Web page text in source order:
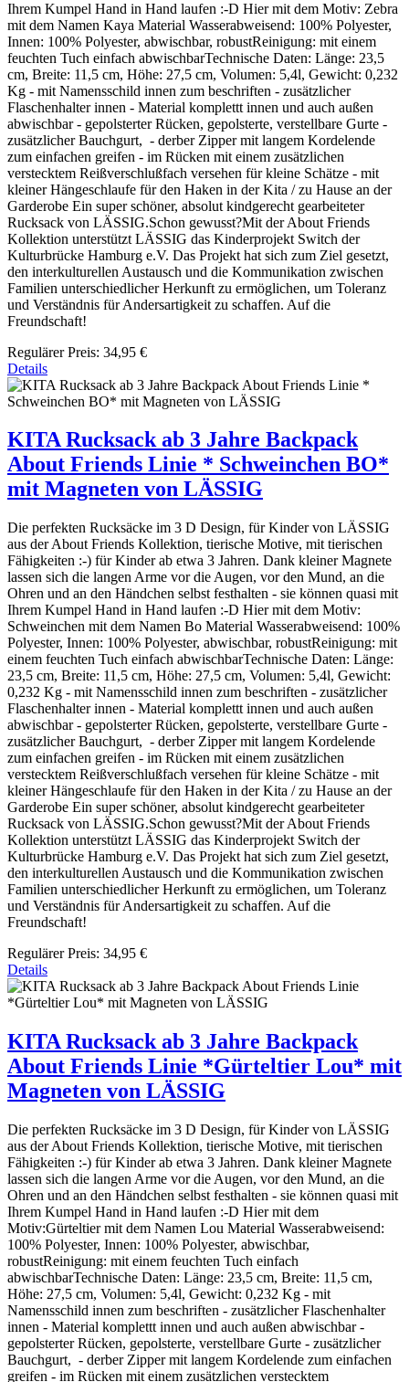
Ihrem Kumpel Hand in Hand laufen :-D Hier mit dem Motiv: Zebra
mit dem Namen Kaya Material Wasserabweisend: 100% Polyester,
Innen: 100% Polyester, abwischbar, robustReinigung: mit einem
feuchten Tuch einfach abwischbarTechnische Daten: Länge: 23,5
cm, Breite: 11,5 cm, Höhe: 27,5 cm, Volumen: 5,4l, Gewicht: 0,232
Kg - mit Namensschild innen zum beschriften - zusätzlicher
Flaschenhalter innen - Material komplettt innen und auch außen
abwischbar - gepolsterter Rücken, gepolsterte, verstellbare Gurte -
zusätzlicher Bauchgurt, - derber Zipper mit langem Kordelende
zum einfachen greifen - im Rücken mit einem zusätzlichen
verstecktem Reißverschlußfach versehen für kleine Schätze - mit
kleiner Hängeschlaufe für den Haken in der Kita / zu Hause an der
Garderobe Ein super schöner, absolut kindgerecht gearbeiteter
Rucksack von LÄSSIG.Schon gewusst?Mit der About Friends
Kollektion unterstützt LÄSSIG das Kinderprojekt Switch der
Kulturbrücke Hamburg e.V. Das Projekt hat sich zum Ziel gesetzt,
den interkulturellen Austausch und die Kommunikation zwischen
Familien unterschiedlicher Herkunft zu ermöglichen, um Toleranz
und Verständnis für Andersartigkeit zu schaffen. Auf die
Freundschaft!
Regulärer Preis: 34,95 €
Details
KITA Rucksack ab 3 Jahre Backpack
About Friends Linie * Schweinchen BO*
mit Magneten von LÄSSIG
Die perfekten Rucksäcke im 3 D Design, für Kinder von LÄSSIG
aus der About Friends Kollektion, tierische Motive, mit tierischen
Fähigkeiten :-) für Kinder ab etwa 3 Jahren. Dank kleiner Magnete
lassen sich die langen Arme vor die Augen, vor den Mund, an die
Ohren und an den Händchen selbst festhalten - sie können quasi mit
Ihrem Kumpel Hand in Hand laufen :-D Hier mit dem Motiv:
Schweinchen mit dem Namen Bo Material Wasserabweisend: 100%
Polyester, Innen: 100% Polyester, abwischbar, robustReinigung: mit
einem feuchten Tuch einfach abwischbarTechnische Daten: Länge:
23,5 cm, Breite: 11,5 cm, Höhe: 27,5 cm, Volumen: 5,4l, Gewicht:
0,232 Kg - mit Namensschild innen zum beschriften - zusätzlicher
Flaschenhalter innen - Material komplettt innen und auch außen
abwischbar - gepolsterter Rücken, gepolsterte, verstellbare Gurte -
zusätzlicher Bauchgurt, - derber Zipper mit langem Kordelende
zum einfachen greifen - im Rücken mit einem zusätzlichen
verstecktem Reißverschlußfach versehen für kleine Schätze - mit
kleiner Hängeschlaufe für den Haken in der Kita / zu Hause an der
Garderobe Ein super schöner, absolut kindgerecht gearbeiteter
Rucksack von LÄSSIG.Schon gewusst?Mit der About Friends
Kollektion unterstützt LÄSSIG das Kinderprojekt Switch der
Kulturbrücke Hamburg e.V. Das Projekt hat sich zum Ziel gesetzt,
den interkulturellen Austausch und die Kommunikation zwischen
Familien unterschiedlicher Herkunft zu ermöglichen, um Toleranz
und Verständnis für Andersartigkeit zu schaffen. Auf die
Freundschaft!
Regulärer Preis: 34,95 €
Details
KITA Rucksack ab 3 Jahre Backpack
About Friends Linie *Gürteltier Lou* mit
Magneten von LÄSSIG
Die perfekten Rucksäcke im 3 D Design, für Kinder von LÄSSIG
aus der About Friends Kollektion, tierische Motive, mit tierischen
Fähigkeiten :-) für Kinder ab etwa 3 Jahren. Dank kleiner Magnete
lassen sich die langen Arme vor die Augen, vor den Mund, an die
Ohren und an den Händchen selbst festhalten - sie können quasi mit
Ihrem Kumpel Hand in Hand laufen :-D Hier mit dem
Motiv:Gürteltier mit dem Namen Lou Material Wasserabweisend:
100% Polyester, Innen: 100% Polyester, abwischbar,
robustReinigung: mit einem feuchten Tuch einfach
abwischbarTechnische Daten: Länge: 23,5 cm, Breite: 11,5 cm,
Höhe: 27,5 cm, Volumen: 5,4l, Gewicht: 0,232 Kg - mit
Namensschild innen zum beschriften - zusätzlicher Flaschenhalter
innen - Material komplettt innen und auch außen abwischbar -
gepolsterter Rücken, gepolsterte, verstellbare Gurte - zusätzlicher
Bauchgurt, - derber Zipper mit langem Kordelende zum einfachen
greifen - im Rücken mit einem zusätzlichen verstecktem